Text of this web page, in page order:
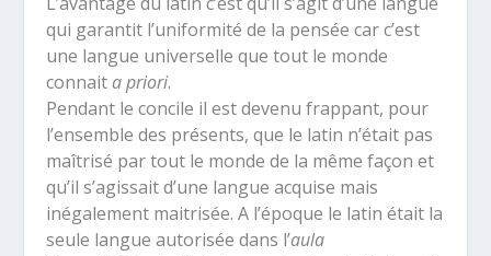
qui garantit l’uniformité de la pensée car c’est
une langue universelle que tout le monde
connait a priori.
Pendant le concile il est devenu frappant, pour
l’ensemble des présents, que le latin n’était pas
maîtrisé par tout le monde de la même façon et
qu’il s’agissait d’une langue acquise mais
inégalement maitrisée. A l’époque le latin était la
seule langue autorisée dans l’aula